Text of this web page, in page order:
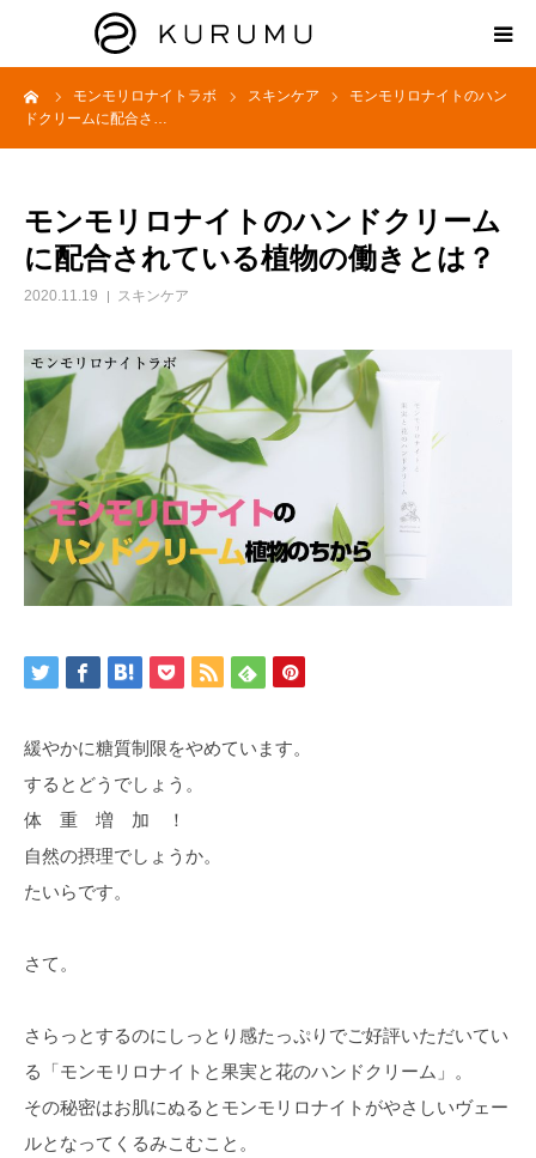
モンモリロナイトラボ スキンケア
モンモリロナイトのハン
ドクリームに配合さ…
モンモリロナイトのハンドクリーム
に配合されている植物の働きとは？
2020.11.19 スキンケア
緩やかに糖質制限をやめています。
するとどうでしょう。
体 重 増 加 ！
自然の摂理でしょうか。
たいらです。
さて。
さらっとするのにしっとり感たっぷりでご好評いただいてい
る「モンモリロナイトと果実と花のハンドクリーム」。
その秘密はお肌にぬるとモンモリロナイトがやさしいヴェー
ルとなってくるみこむこと。
HOME
プロダクト
モンモリロナイトラボ
お知らせ
えどがわ楽市